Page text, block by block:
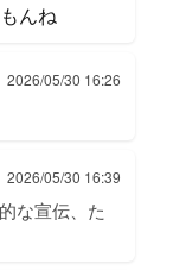
んね
2026/05/30 16:26
2026/05/30 16:39
な宣伝、た